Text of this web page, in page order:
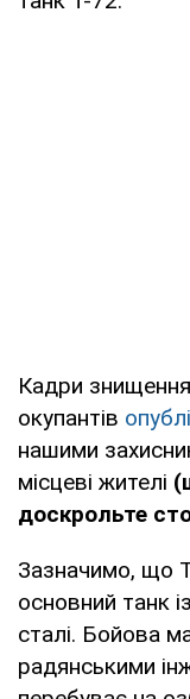
Кадри знищення
окупантів
нашими
місцеві жителі
доскрольте
Зазначимо, що
основний танк
сталі. Бойова
радянськими